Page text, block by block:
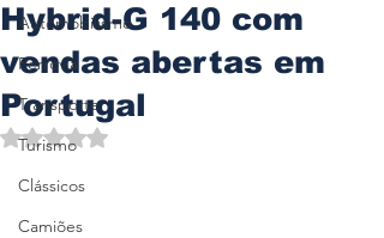
Automobilismo
Ferrovia
Transporte
Turismo
Clássicos
Camiões
Hybrid-G 140 com
vendas abertas em
Portugal
Avaliado com NaN de 5 estrelas.